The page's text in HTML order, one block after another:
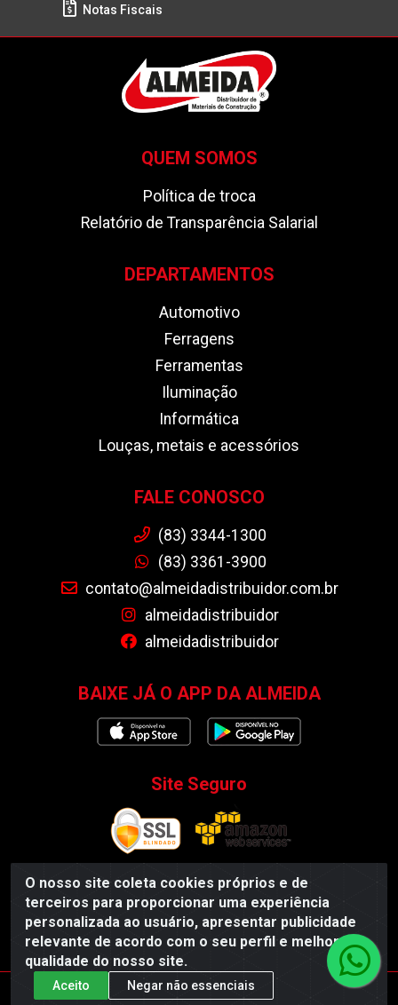
O nosso site coleta cookies próprios e de
terceiros para proporcionar uma experiência
personalizada ao usuário, apresentar publicidade
relevante de acordo com o seu perfil e melhorar a
qualidade do nosso site.
Aceito Negar não essenciais
Notas Fiscais
QUEM SOMOS
Política de troca
Relatório de Transparência Salarial
DEPARTAMENTOS
Automotivo
Ferragens
Ferramentas
Iluminação
Informática
Louças, metais e acessórios
FALE CONOSCO
(83) 3344-1300
(83) 3361-3900
contato@almeidadistribuidor.com.br
almeidadistribuidor
almeidadistribuidor
BAIXE JÁ O APP DA ALMEIDA
Site Seguro
Almeida Distribuidor - Rodovia BR 104, S/N, Centro -
Esperança/PB - CEP 58135-000 - CNPJ 35.419.548/0001-55